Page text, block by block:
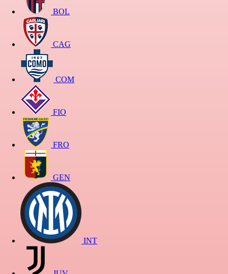
BOL
CAG
COM
FIO
FRO
GEN
INT